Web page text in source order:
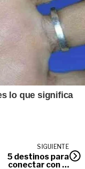
SIGUIENTE
5 destinos para
conectar con la